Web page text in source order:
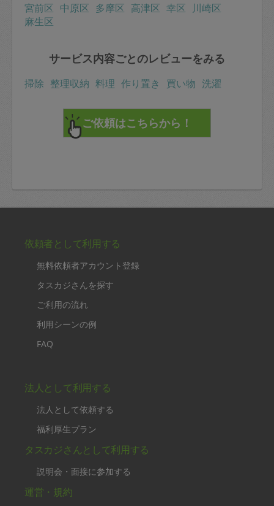
宮前区 中原区 多摩区 高津区 幸区
川崎区
麻生区
サービス内容ごとのレビューをみる
掃除 整理収納 料理 作り置き 買い物 洗濯
依頼者として利用する
無料依頼者アカウント登録
タスカジさんを探す
ご利用の流れ
利用シーンの例
FAQ
法人として利用する
法人として依頼する
福利厚生プラン
タスカジさんとして利用する
説明会・面接に参加する
運営・規約